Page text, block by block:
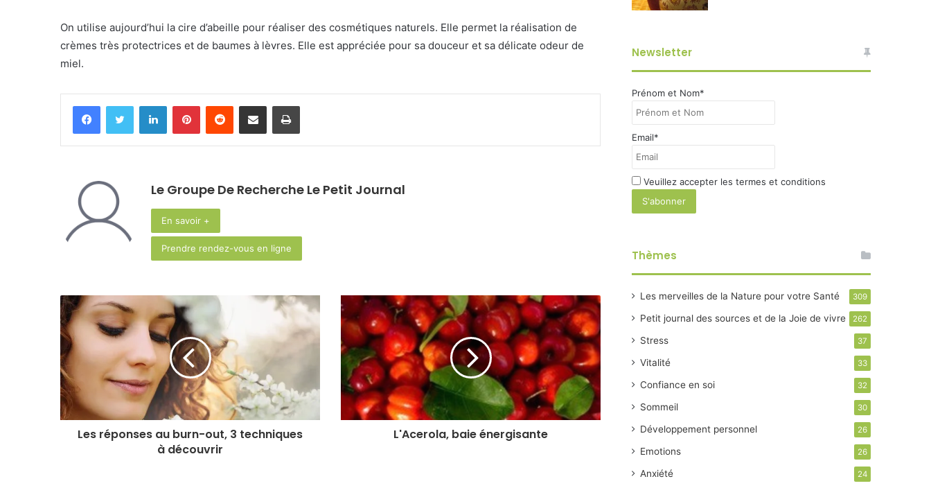
On utilise aujourd’hui la cire d’abeille pour réaliser des cosmétiques naturels. Elle permet la réalisation de
crèmes très protectrices et de baumes à lèvres. Elle est appréciée pour sa douceur et sa délicate odeur de
miel.
FacebookTwitter LinkedinPinterestReddit Partager par email Imprimer
Le Groupe De Recherche Le Petit Journal
En savoir +
Prendre rendez-vous en ligne
Les réponses au burn-out, 3 techniques
à découvrir
L'Acerola, baie énergisante
Newsletter
Prénom et Nom*
Email*
Veuillez accepter les termes et conditions
Thèmes
Les merveilles de la Nature pour votre Santé 309
Petit journal des sources et de la Joie de vivre 262
Stress 37
Vitalité 33
Confiance en soi 32
Sommeil 30
Développement personnel 26
Emotions 26
Anxiété 24